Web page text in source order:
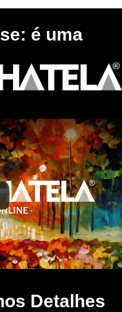
é uma
Detalhes